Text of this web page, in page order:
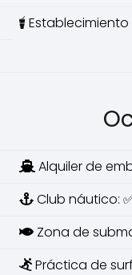
Establecimiento
Alquiler de
Club náutico:
Zona de
Práctica de